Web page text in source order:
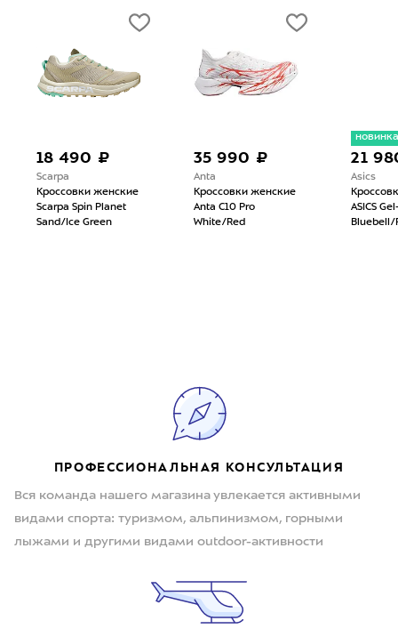
18 490 ₽
Scarpa
Кроссовки женские
Scarpa Spin Planet
Sand/Ice Green
35 990 ₽
Anta
Кроссовки женские
Anta C10 Pro
White/Red
новинка
21
Asics
ASICS
Bluebell/
ПРОФЕССИОНАЛЬНАЯ КОНСУЛЬТАЦИЯ
Вся команда нашего магазина увлекается активными
видами спорта: туризмом, альпинизмом, горными
лыжами и другими видами outdoor-активности